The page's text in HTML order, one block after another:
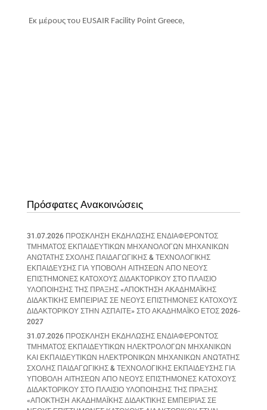
Εκ μέρους του EUSAIR Facility Point Greece,
Πρόσφατες Ανακοινώσεις
31.07.2026 ΠΡΟΣΚΛΗΣΗ ΕΚΔΗΛΩΣΗΣ ΕΝΔΙΑΦΕΡΟΝΤΟΣ
ΤΜΗΜΑΤΟΣ ΕΚΠΑΙΔΕΥΤΙΚΩΝ ΜΗΧΑΝΟΛΟΓΩΝ ΜΗΧΑΝΙΚΩΝ
ΑΝΩΤΑΤΗΣ ΣΧΟΛΗΣ ΠΑΙΔΑΓΩΓΙΚΗΣ & ΤΕΧΝΟΛΟΓΙΚΗΣ
ΕΚΠΑΙΔΕΥΣΗΣ ΓΙΑ ΥΠΟΒΟΛΗ ΑΙΤΗΣΕΩΝ ΑΠΟ ΝΕΟΥΣ
ΕΠΙΣΤΗΜΟΝΕΣ ΚΑΤΟΧΟΥΣ ΔΙΔΑΚΤΟΡΙΚΟΥ ΣΤΟ ΠΛΑΙΣΙΟ
ΥΛΟΠΟΙΗΣΗΣ ΤΗΣ ΠΡΑΞΗΣ «ΑΠΟΚΤΗΣΗ ΑΚΑΔΗΜΑΪΚΗΣ
ΔΙΔΑΚΤΙΚΗΣ ΕΜΠΕΙΡΙΑΣ ΣΕ ΝΕΟΥΣ ΕΠΙΣΤΗΜΟΝΕΣ ΚΑΤΟΧΟΥΣ
ΔΙΔΑΚΤΟΡΙΚΟΥ ΣΤΗΝ ΑΣΠΑΙΤΕ» ΣΤΟ ΑΚΑΔΗΜΑΪΚΟ ΕΤΟΣ 2026-
2027
31.07.2026 ΠΡΟΣΚΛΗΣΗ ΕΚΔΗΛΩΣΗΣ ΕΝΔΙΑΦΕΡΟΝΤΟΣ
ΤΜΗΜΑΤΟΣ ΕΚΠΑΙΔΕΥΤΙΚΩΝ ΗΛΕΚΤΡΟΛΟΓΩΝ ΜΗΧΑΝΙΚΩΝ
ΚΑΙ ΕΚΠΑΙΔΕΥΤΙΚΩΝ ΗΛΕΚΤΡΟΝΙΚΩΝ ΜΗΧΑΝΙΚΩΝ ΑΝΩΤΑΤΗΣ
ΣΧΟΛΗΣ ΠΑΙΔΑΓΩΓΙΚΗΣ & ΤΕΧΝΟΛΟΓΙΚΗΣ ΕΚΠΑΙΔΕΥΣΗΣ ΓΙΑ
ΥΠΟΒΟΛΗ ΑΙΤΗΣΕΩΝ ΑΠΟ ΝΕΟΥΣ ΕΠΙΣΤΗΜΟΝΕΣ ΚΑΤΟΧΟΥΣ
ΔΙΔΑΚΤΟΡΙΚΟΥ ΣΤΟ ΠΛΑΙΣΙΟ ΥΛΟΠΟΙΗΣΗΣ ΤΗΣ ΠΡΑΞΗΣ
«ΑΠΟΚΤΗΣΗ ΑΚΑΔΗΜΑΪΚΗΣ ΔΙΔΑΚΤΙΚΗΣ ΕΜΠΕΙΡΙΑΣ ΣΕ